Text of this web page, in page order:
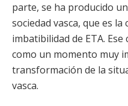
parte, se ha producido
sociedad vasca, que es la
imbatibilidad de ETA.
como un momento muy
transformación de la
vasca.